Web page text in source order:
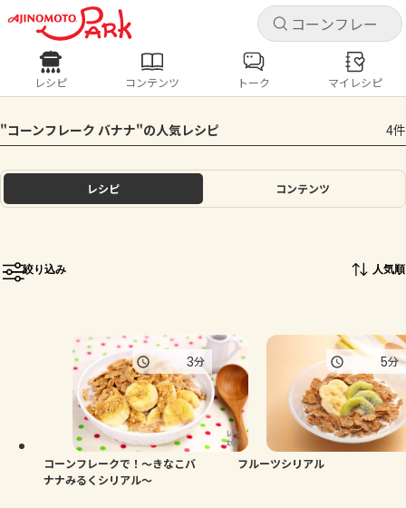
キャ
ログインするとレシピを保存できます
ログイン
ホーム
トーク
よくあるお問い合わせ
お買い物
キャ
レシピ コンテンツ
人気の食材・レシピ
きゅうり なす トマト とうもろこし
ピーマン
レシピ コンテンツ トーク マイレシピ
"コーンフレーク バナナ"の人気レシピ 4件
レシピ コンテンツ
絞り込み 人気順
コーンフレークで！～きなこバ
ナナみるくシリアル～
3分
フルーツシリアル
5分